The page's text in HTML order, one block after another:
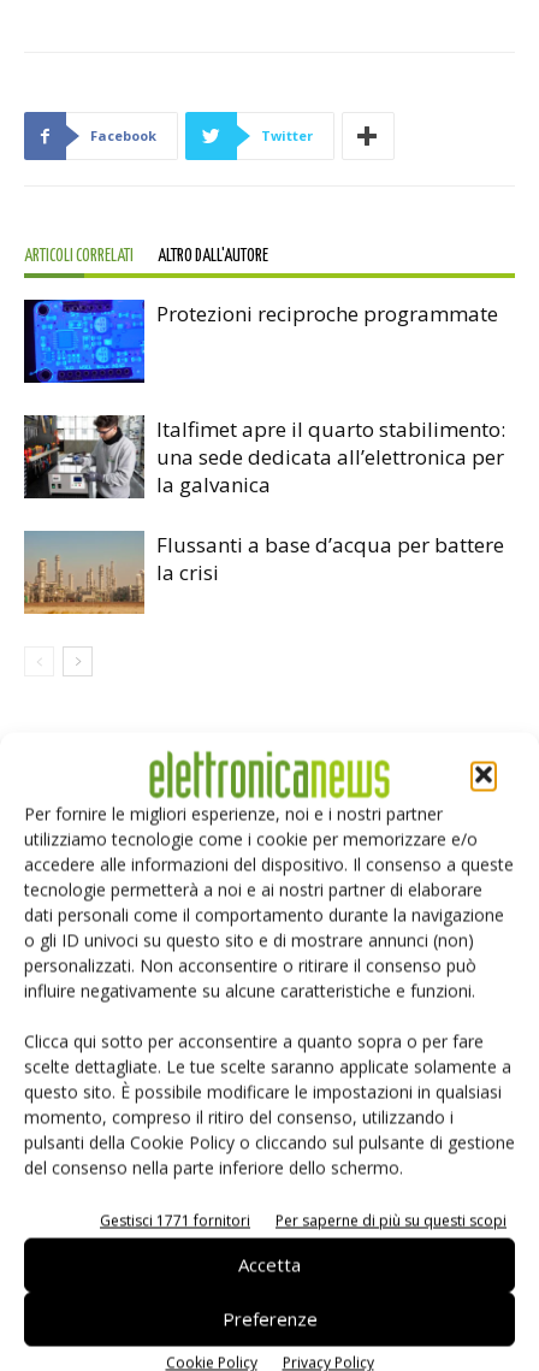
Per fornire le migliori esperienze, noi e i nostri partner
utilizziamo tecnologie come i cookie per memorizzare e/o
accedere alle informazioni del dispositivo. Il consenso a queste
tecnologie permetterà a noi e ai nostri partner di elaborare
dati personali come il comportamento durante la navigazione
o gli ID univoci su questo sito e di mostrare annunci (non)
personalizzati. Non acconsentire o ritirare il consenso può
influire negativamente su alcune caratteristiche e funzioni.
Clicca qui sotto per acconsentire a quanto sopra o per fare
scelte dettagliate. Le tue scelte saranno applicate solamente a
questo sito. È possibile modificare le impostazioni in qualsiasi
momento, compreso il ritiro del consenso, utilizzando i
pulsanti della Cookie Policy o cliccando sul pulsante di gestione
del consenso nella parte inferiore dello schermo.
Gestisci 1771 fornitori Per saperne di più su questi scopi
Accetta
Preferenze
Cookie Policy Privacy Policy
Facebook Twitter
ARTICOLI CORRELATI ALTRO DALL'AUTORE
Protezioni reciproche programmate
Italfimet apre il quarto stabilimento:
una sede dedicata all’elettronica per
la galvanica
Flussanti a base d’acqua per battere
la crisi
Salva il mio nome, email e sito web in questo browser per i
prossimi commenti.